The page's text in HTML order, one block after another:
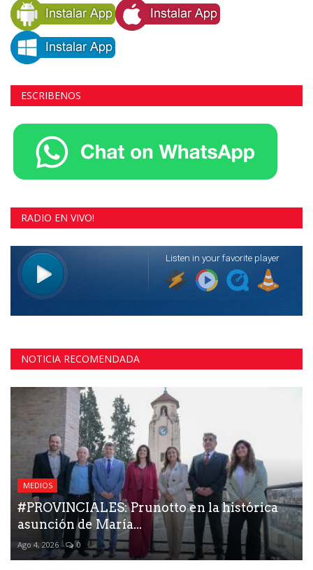
ESCRIBENOS
RADIO EN VIVO!
NOTICIA RECOMENDADA
MEDIOS
#PROVINCIALES: Prunotto en la histórica
asunción de María...
Ago 4, 2026 0